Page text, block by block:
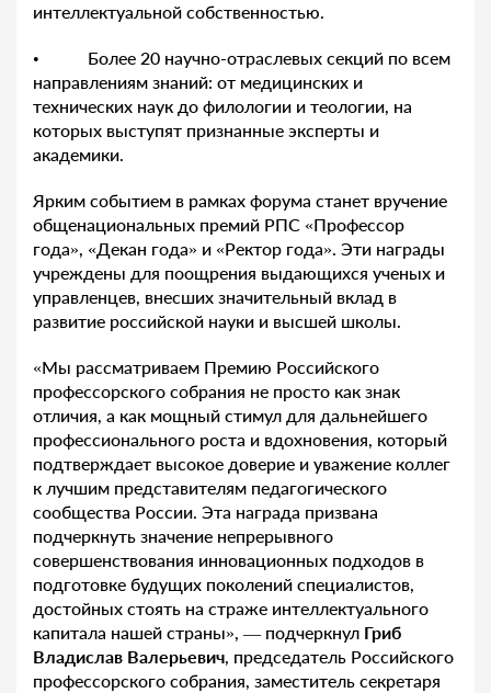
интеллектуальной собственностью.
• Более 20 научно-отраслевых секций по всем
направлениям знаний: от медицинских и
технических наук до филологии и теологии, на
которых выступят признанные эксперты и
академики.
Ярким событием в рамках форума станет вручение
общенациональных премий РПС «Профессор
года», «Декан года» и «Ректор года». Эти награды
учреждены для поощрения выдающихся ученых и
управленцев, внесших значительный вклад в
развитие российской науки и высшей школы.
«Мы рассматриваем Премию Российского
профессорского собрания не просто как знак
отличия, а как мощный стимул для дальнейшего
профессионального роста и вдохновения, который
подтверждает высокое доверие и уважение коллег
к лучшим представителям педагогического
сообщества России. Эта награда призвана
подчеркнуть значение непрерывного
совершенствования инновационных подходов в
подготовке будущих поколений специалистов,
достойных стоять на страже интеллектуального
капитала нашей страны», — подчеркнул Гриб
Владислав Валерьевич, председатель Российского
профессорского собрания, заместитель секретаря